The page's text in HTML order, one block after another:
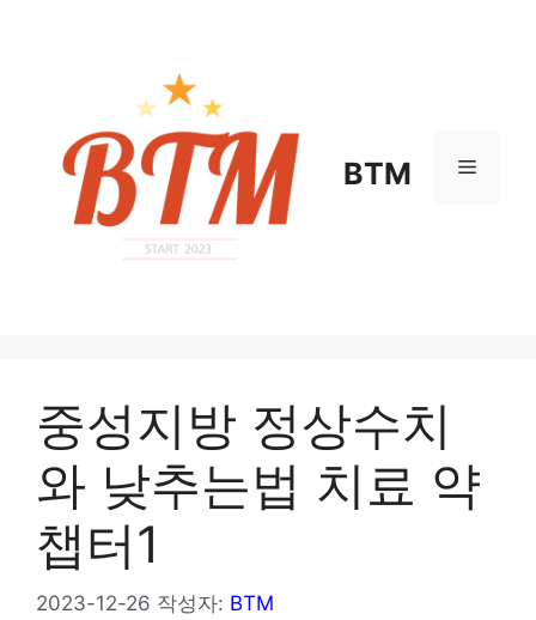
BTM 메
중성지방 정상수치
와 낮추는법 치료 약
챕터1
2023-12-26 작성자: BTM